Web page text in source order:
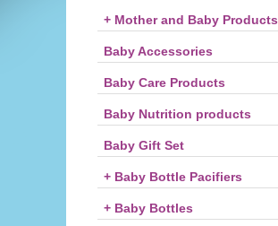
+ Mother and Baby Products
Baby Accessories
Baby Care Products
Baby Nutrition products
Baby Gift Set
+ Baby Bottle Pacifiers
+ Baby Bottles